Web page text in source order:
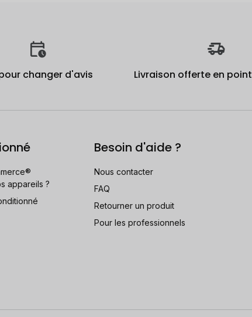
changer d'avis Livraison offerte en
appareils ?
Besoin d'aide ?
Nous contacter
FAQ
Retourner un produit
Pour les professionnels